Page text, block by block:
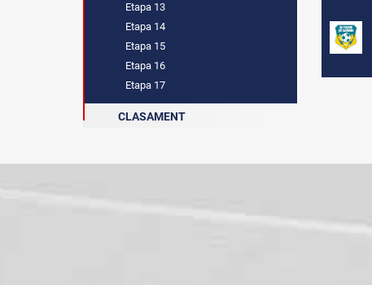
Etapa 13
Etapa 14
Etapa 15
Etapa 16
Etapa 17
CLASAMENT